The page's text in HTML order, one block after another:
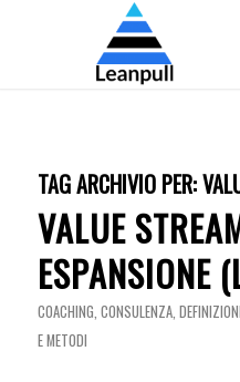
TAG ARCHIVIO PER:
VALUE
ESPANSIONE
COACHING, CONSULENZA, DEFINIZIONI
E METODI